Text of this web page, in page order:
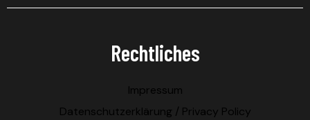
Rechtliches
Impressum
Datenschutzerklärung / Privacy Policy